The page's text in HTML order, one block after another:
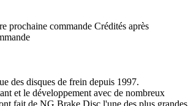
prochaine commande Crédités après
des disques de frein depuis 1997.
et le développement avec de nombreux
fait de NG Brake Disc l'une des plus grandes